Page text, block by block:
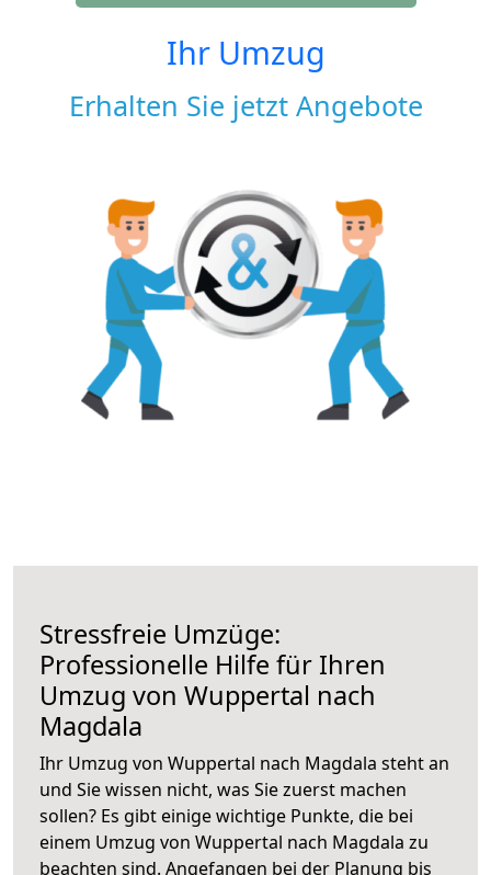
Ihr Umzug
Erhalten Sie jetzt Angebote
Stressfreie Umzüge:
Professionelle Hilfe für Ihren
Umzug von Wuppertal nach
Magdala
Ihr Umzug von Wuppertal nach Magdala steht an
und Sie wissen nicht, was Sie zuerst machen
sollen? Es gibt einige wichtige Punkte, die bei
einem Umzug von Wuppertal nach Magdala zu
beachten sind. Angefangen bei der Planung bis